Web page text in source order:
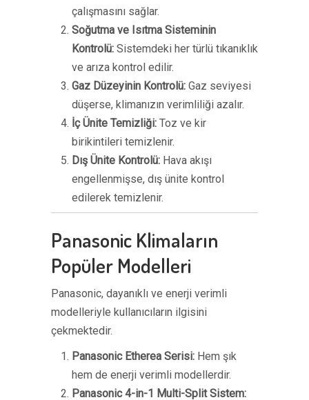
çalışmasını sağlar.
Soğutma ve Isıtma Sisteminin
Kontrolü: Sistemdeki her türlü tıkanıklık
ve arıza kontrol edilir.
Gaz Düzeyinin Kontrolü: Gaz seviyesi
düşerse, klimanızın verimliliği azalır.
İç Ünite Temizliği: Toz ve kir
birikintileri temizlenir.
Dış Ünite Kontrolü: Hava akışı
engellenmişse, dış ünite kontrol
edilerek temizlenir.
Panasonic Klimaların
Popüler Modelleri
Panasonic, dayanıklı ve enerji verimli
modelleriyle kullanıcıların ilgisini
çekmektedir.
Panasonic Etherea Serisi: Hem şık
hem de enerji verimli modellerdir.
Panasonic 4-in-1 Multi-Split Sistem: